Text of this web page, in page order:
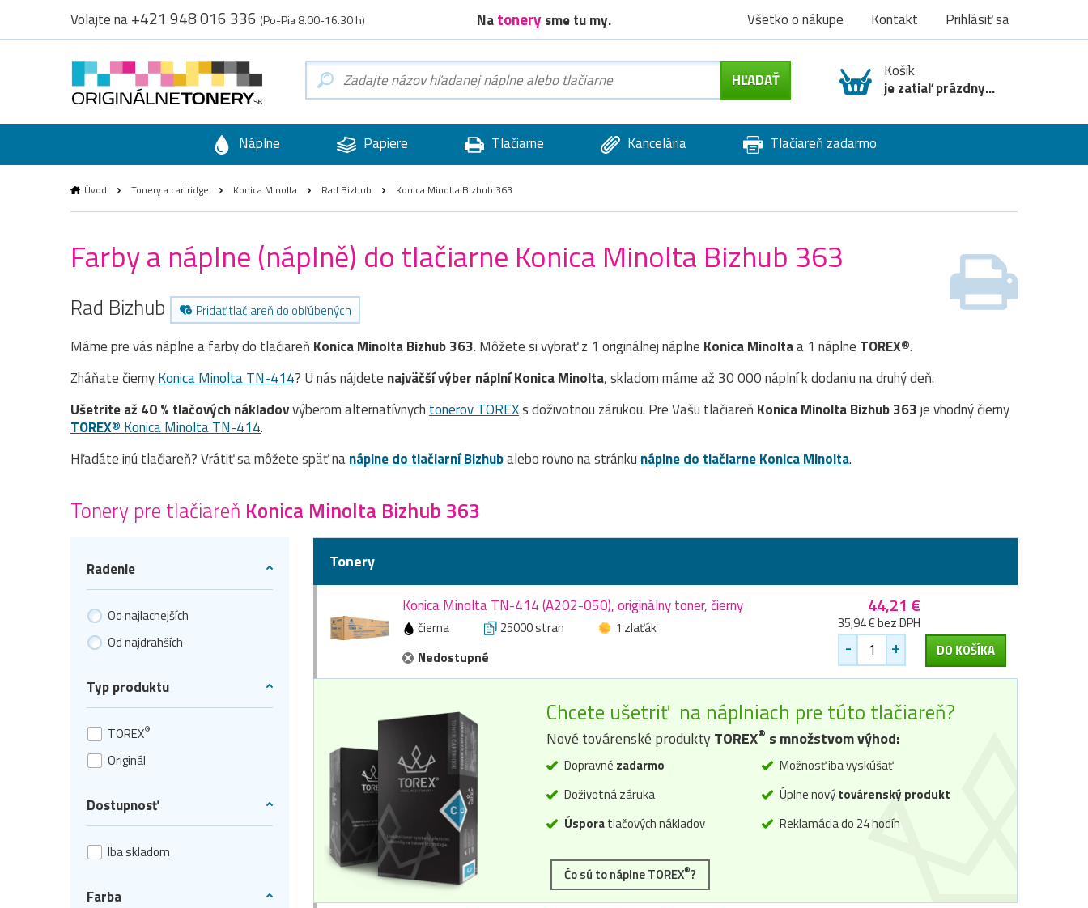
Volajte na+421 948 016 336 (Po-Pia 8.00-16.30 h) Natonery sme tu my. Všetko o nákupe Kontakt Prihlásiť sa
Košík
je zatiaľ prázdny...
Náplne Papiere Tlačiarne Kancelária Tlačiareň zadarmo
Úvod Tonery a cartridge Konica Minolta Rad Bizhub Konica Minolta Bizhub 363
Farby a náplne (náplně) do tlačiarne Konica Minolta Bizhub 363
Rad Bizhub Pridať tlačiareň do obľúbených
Máme pre vás náplne a farby do tlačiareň Konica Minolta Bizhub 363. Môžete si vybrať z 1 originálnej náplne Konica Minoltaa 1 náplne TOREX®.
Zháňate čiernyKonica Minolta TN-414? U nás nájdete najväčší výber náplní Konica Minolta, skladom máme až 30 000 náplní k dodaniu na druhý deň.
Ušetrite až 40 % tlačových nákladovvýberom alternatívnych tonerov TOREXs doživotnou zárukou. Pre Vašu tlačiareň Konica Minolta Bizhub 363je vhodný čierny
TOREX® Konica Minolta TN-414.
Hľadáte inú tlačiareň? Vrátiť sa môžete späť nanáplne do tlačiarní Bizhubalebo rovno na stránku náplne do tlačiarne Konica Minolta.
Tonery pre tlačiareň Konica Minolta Bizhub 363
Radenie
Od najlacnejších
Od najdrahších
Typ produktu
TOREX®
Originál
Dostupnosť
Iba skladom
Farba
Tonery
Konica Minolta TN-414 (A202-050), originálny toner, čierny
čierna 25000 stran
1 zlaťák
Nedostupné
44,21 €
35,94 € bez DPH
- + DO KOŠÍKA
Chcete ušetriť na náplniach pre túto tlačiareň?
Nové továrenské produktyTOREX® s množstvom výhod:
Dopravné zadarmo
Doživotná záruka
Úsporatlačových nákladov
Možnosť iba vyskúšať
Úplne novýtovárenský produkt
Reklamácia do 24 hodín
Čo sú to náplne TOREX®?